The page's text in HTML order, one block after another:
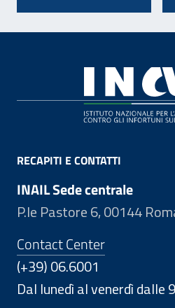
RECAPITI E CONTATTI
INAIL Sede centrale
P.le Pastore 6, 00144
Contact Center
(+39) 06.6001
Dal lunedì al venerdì dalle